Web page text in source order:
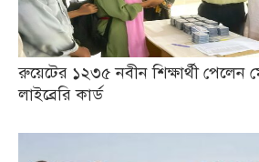
রুয়েটের ১২৩৫ নবীন শিক্ষার্থী পেলেন
লাইব্রেরি কার্ড